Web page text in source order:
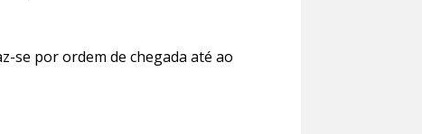
se por ordem de chegada até ao